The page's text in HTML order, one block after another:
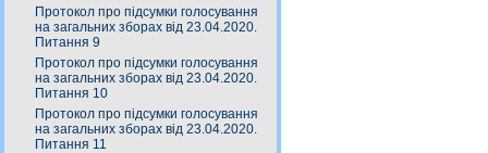
Протокол про підсумки голосування
на загальних зборах від 23.04.2020.
Питання 9
Протокол про підсумки голосування
на загальних зборах від 23.04.2020.
Питання 10
Протокол про підсумки голосування
на загальних зборах від 23.04.2020.
Питання 11